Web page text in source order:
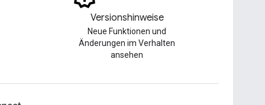
Versionshinweise
Neue Funktionen und
Änderungen im Verhalten
ansehen